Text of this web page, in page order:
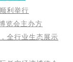
利举行
览会主办方
全行业生态展示